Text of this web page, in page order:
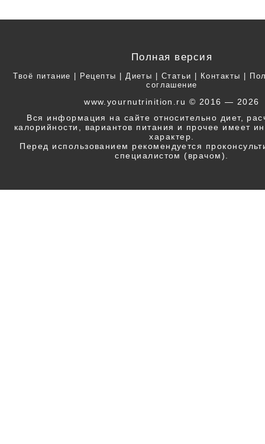
Полная версия
Твоё питание | Рецепты | Диеты | Статьи | Контакты |
соглашение
www.yournutrinition.ru © 2016 — 2026
Вся информация на сайте относительно диет,
калорийности, вариантов питания и прочее имеет
характер.
Перед использованием рекомендуется
специалистом (врачом).